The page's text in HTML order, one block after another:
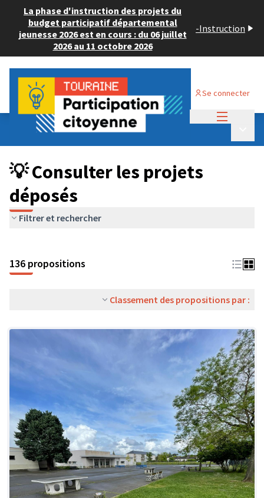
La phase d'instruction des projets du
budget participatif départemental
jeunesse 2026 est en cours : du 06 juillet
2026 au 11 octobre 2026
-Instruction
Se connecter
Budget Participatif JEUNESSE 2024
💡 Consulter les projets déposés
💡 Consulter les projets
déposés
Filtrer et rechercher
136 propositions
Classement des propositions par :